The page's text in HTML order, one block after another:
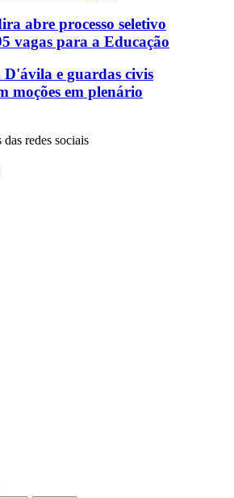
abre processo seletivo
vagas para a Educação
e guardas civis
moções em plenário
redes sociais